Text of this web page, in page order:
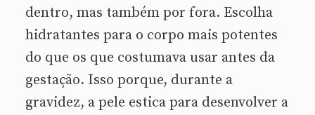
dentro, mas também por fora. Escolha
hidratantes para o corpo mais potentes
do que os que costumava usar antes da
gestação. Isso porque, durante a
gravidez, a pele estica para desenvolver a